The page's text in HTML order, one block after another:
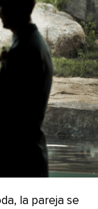
la pareja se